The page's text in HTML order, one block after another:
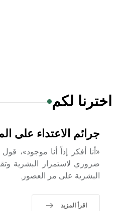
اخترنا لكم
جرائم الاعتداء على
«أنا أفكر إذاً أنا موجود»،
ضروري لاستمرار البشرية
البشرية على مر العصور.
اقرأ المزيد